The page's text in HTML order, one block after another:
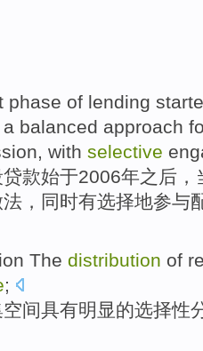
phase of lending
a balanced approach
, with selective
贷款始于2006年之后 ，
，同时有选择地参与
The distribution of
;
空间具有明显的选择性